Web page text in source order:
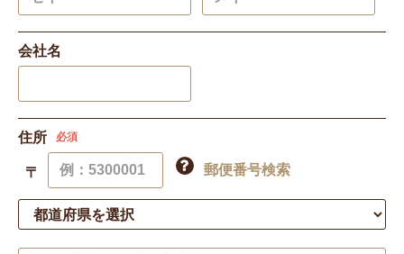
会社名
住所 必須
〒 郵便番号検索